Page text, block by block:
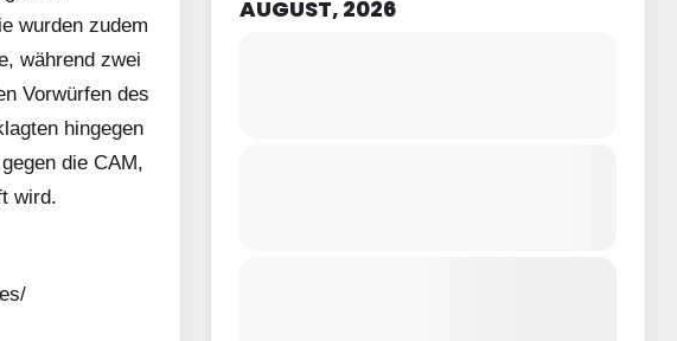
wurden zudem
während zwei
Vorwürfen des
hingegen
die CAM,
wird.
AUGUST, 2026